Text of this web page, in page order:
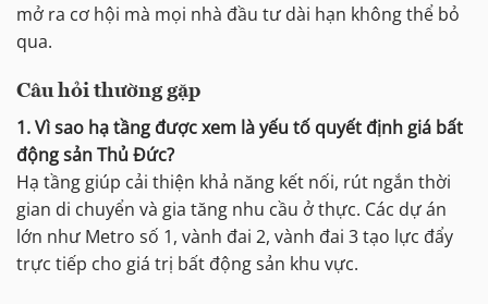
mở ra cơ hội mà mọi nhà đầu tư dài hạn không thể bỏ
qua.
Câu hỏi thường gặp
1. Vì sao hạ tầng được xem là yếu tố quyết định giá bất
động sản Thủ Đức?
Hạ tầng giúp cải thiện khả năng kết nối, rút ngắn thời
gian di chuyển và gia tăng nhu cầu ở thực. Các dự án
lớn như Metro số 1, vành đai 2, vành đai 3 tạo lực đẩy
trực tiếp cho giá trị bất động sản khu vực.